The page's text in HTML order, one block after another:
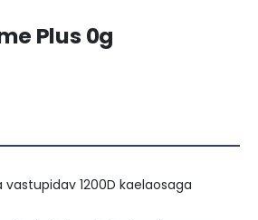
Plus 0g
vastupidav 1200D kaelaosaga